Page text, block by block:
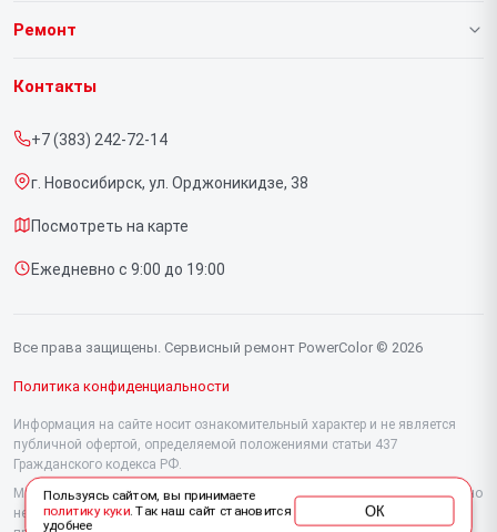
О нашем сервисе
Срочный ремонт
Доставка и способы оплаты
Диагностика
Контакты
Ремонт
Видеокарт
Контакты
+7 (383) 242-72-14
г. Новосибирск, ул. Орджоникидзе, 38
Посмотреть на карте
Ежедневно с 9:00 до 19:00
Все права защищены. Сервисный ремонт PowerColor © 2026
Политика конфиденциальности
Информация на сайте носит ознакомительный характер и не является
публичной офертой, определяемой положениями статьи 437
Гражданского кодекса РФ.
Мы специализируемся на обслуживании и ремонте техники PowerColor, но
не являемся их официальным представителем. Предоставляем
Пользуясь сайтом, вы принимаете
политику куки. Так наш сайт становится
удобнее
ОК